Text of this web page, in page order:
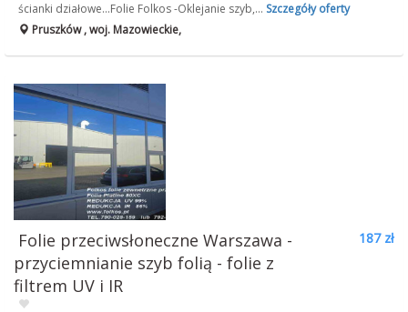
ścianki działowe...Folie Folkos -Oklejanie szyb,... Szczegóły oferty
Pruszków , woj. Mazowieckie,
Folie przeciwsłoneczne Warszawa -
przyciemnianie szyb folią - folie z
filtrem UV i IR
187 zł